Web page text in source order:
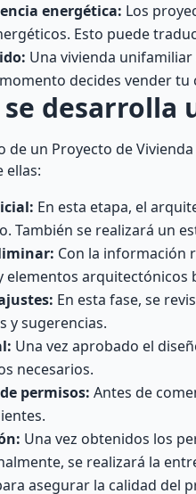
energética: Los
Esto puede
Una vivienda
decides vender
se desarrolla
de un Proyecto de
ellas:
En esta etapa, el
También se realizará un
Con la información
elementos arquitectónicos
En esta fase, se
y sugerencias.
Una vez aprobado el
necesarios.
permisos: Antes de
Una vez obtenidos los
se realizará la
asegurar la calidad del